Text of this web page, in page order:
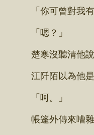
「你可曾對我有
「嗯？」
楚寒沒聽清他說
江阡陌以為他是
「呵。」
帳篷外傳來嘈雜